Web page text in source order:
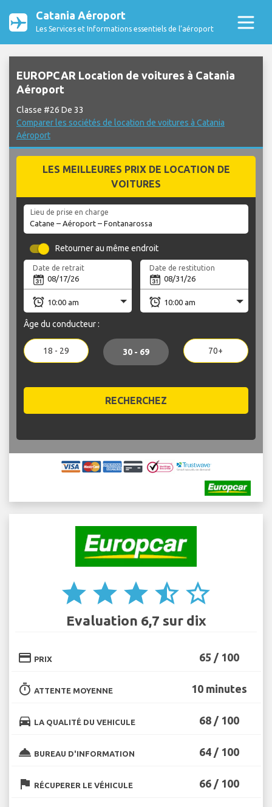
Catania Aéroport
Les Services et Informations essentiels de l’aéroport
EUROPCAR Location de voitures à Catania
Aéroport
Classe #26 De 33
Comparer les sociétés de location de voitures à Catania
Aéroport
LES MEILLEURES PRIX DE LOCATION DE
VOITURES
Lieu de prise en charge
Retourner au même endroit
Date de retrait Date de restitution
Âge du conducteur :
18 - 29 30 - 69 70+
RECHERCHEZ
star star star star_half star_border
Evaluation 6,7 sur dix
credit_card PRIX 65 / 100
timer ATTENTE MOYENNE 10 minutes
directions_car LA QUALITÉ DU VEHICULE 68 / 100
room_service BUREAU D'INFORMATION 64 / 100
flag RÉCUPERER LE VÉHICULE 66 / 100